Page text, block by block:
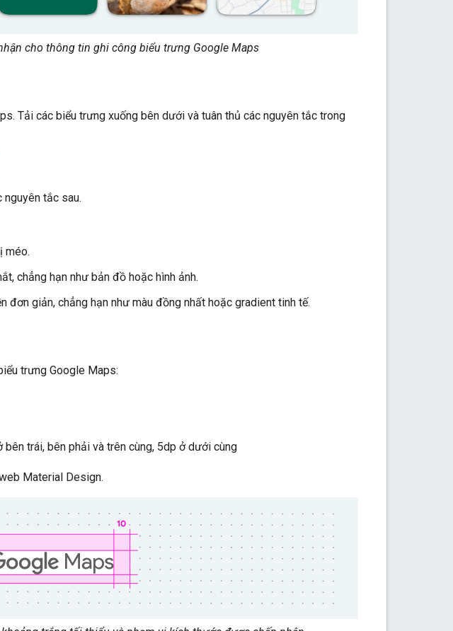
cho thông tin ghi công biểu trưng Google Maps
Tải các biểu trưng xuống bên dưới và tuân thủ các nguyên tắc trong
nguyên tắc sau.
méo.
chẳng hạn như bản đồ hoặc hình ảnh.
đơn giản, chẳng hạn như màu đồng nhất hoặc gradient tinh tế.
trưng Google Maps:
bên trái, bên phải và trên cùng, 5dp ở dưới cùng
Material Design.